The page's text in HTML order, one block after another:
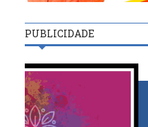
PUBLICIDADE